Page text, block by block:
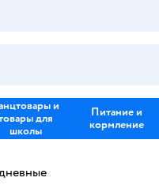
и
для
школы
Питание и
кормление